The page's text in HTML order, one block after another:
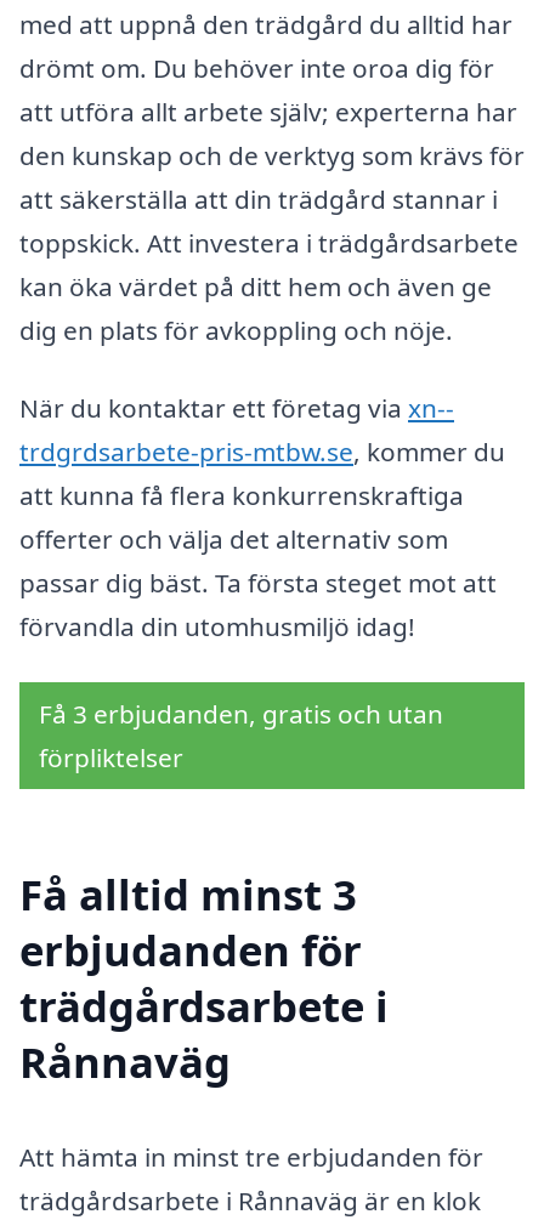
med att uppnå den trädgård du alltid har
drömt om. Du behöver inte oroa dig för
att utföra allt arbete själv; experterna har
den kunskap och de verktyg som krävs för
att säkerställa att din trädgård stannar i
toppskick. Att investera i trädgårdsarbete
kan öka värdet på ditt hem och även ge
dig en plats för avkoppling och nöje.
När du kontaktar ett företag via xn--
trdgrdsarbete-pris-mtbw.se, kommer du
att kunna få flera konkurrenskraftiga
offerter och välja det alternativ som
passar dig bäst. Ta första steget mot att
förvandla din utomhusmiljö idag!
Få 3 erbjudanden, gratis och utan
förpliktelser
Få alltid minst 3
erbjudanden för
trädgårdsarbete i
Rånnaväg
Att hämta in minst tre erbjudanden för
trädgårdsarbete i Rånnaväg är en klok